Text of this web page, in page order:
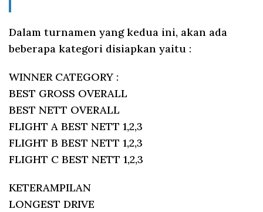
Dalam turnamen yang kedua ini, akan ada
beberapa kategori disiapkan yaitu :
WINNER CATEGORY :
BEST GROSS OVERALL
BEST NETT OVERALL
FLIGHT A BEST NETT 1,2,3
FLIGHT B BEST NETT 1,2,3
FLIGHT C BEST NETT 1,2,3
KETERAMPILAN
LONGEST DRIVE